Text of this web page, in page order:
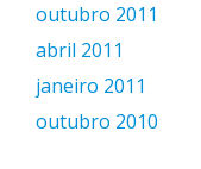
outubro 2011
abril 2011
janeiro 2011
outubro 2010